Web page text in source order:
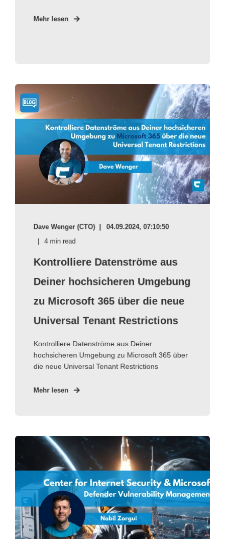
Mehr lesen
Dave Wenger (CTO)
04.09.2024, 07:10:50
4 min read
Kontrolliere Datenströme aus
Deiner hochsicheren Umgebung
zu Microsoft 365 über die neue
Universal Tenant Restrictions
Kontrolliere Datenströme aus Deiner
hochsicheren Umgebung zu Microsoft 365 über
die neue Universal Tenant Restrictions
Mehr lesen